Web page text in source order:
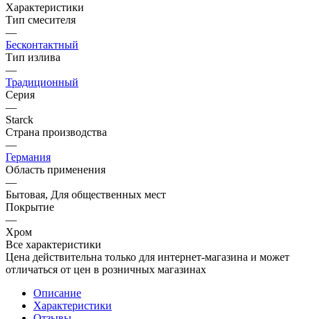
Характеристики
Тип смесителя
—
Бесконтактный
Тип излива
—
Традиционный
Серия
—
Starck
Страна производства
—
Германия
Область применения
—
Бытовая, Для общественных мест
Покрытие
—
Хром
Все характеристики
Цена действительна только для интернет-магазина и может
отличаться от цен в розничных магазинах
Описание
Характеристики